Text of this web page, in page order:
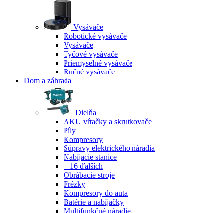
Vysávače
Robotické vysávače
Vysávače
Tyčové vysávače
Priemyselné vysávače
Ručné vysávače
Dom a záhrada
Dielňa
AKU vŕtačky a skrutkovače
Píly
Kompresory
Súpravy elektrického náradia
Nabíjacie stanice
+ 16 ďalších
Obrábacie stroje
Frézky
Kompresory do auta
Batérie a nabíjačky
Multifunkčné náradie